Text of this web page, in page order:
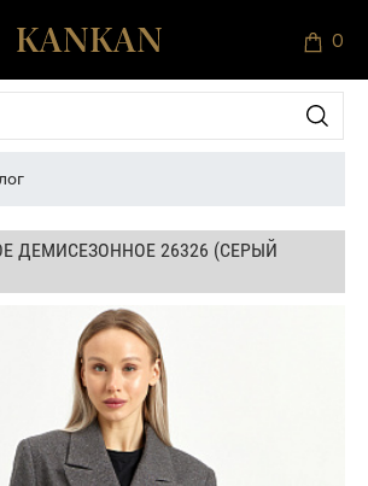
0
ДЕМИСЕЗОННОЕ 26326 (СЕРЫЙ